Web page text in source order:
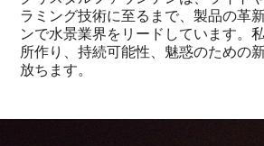
ラミング技術に至るまで、製品の革
ンで水景業界をリードしています。
所作り、持続可能性、魅惑のための
放ちます。